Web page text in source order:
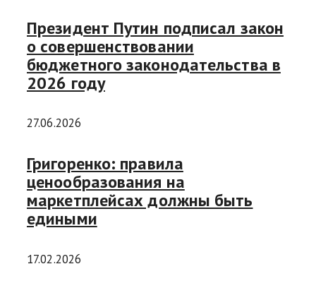
Президент Путин подписал закон
о совершенствовании
бюджетного законодательства в
2026 году
27.06.2026
Григоренко: правила
ценообразования на
маркетплейсах должны быть
едиными
17.02.2026